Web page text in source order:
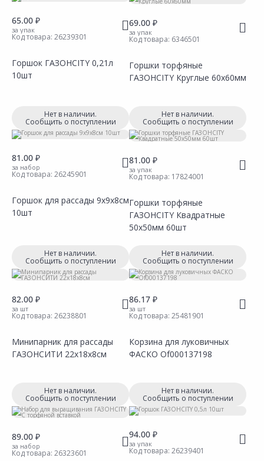
65.00 ₽
за упак
Код товара: 26239301
Горшок ГАЗОНCITY 0,21л
10шт
Нет в наличии.
Сообщить о поступлении
69.00 ₽
за упак
Код товара: 6346501
Горшки торфяные
ГАЗОНCITY Круглые 60х60мм
Нет в наличии.
Сообщить о поступлении
81.00 ₽
за набор
Код товара: 26245901
Горшок для рассады 9х9х8см
10шт
Нет в наличии.
Сообщить о поступлении
81.00 ₽
за упак
Код товара: 17824001
Горшки торфяные
ГАЗОНCITY Квадратные
50х50мм 60шт
Нет в наличии.
Сообщить о поступлении
82.00 ₽
за шт
Код товара: 26238801
Минипарник для рассады
ГАЗОНСИТИ 22х18х8см
Нет в наличии.
Сообщить о поступлении
86.17 ₽
за шт
Код товара: 25481901
Корзина для луковичных
ФАСКО Of000137198
Нет в наличии.
Сообщить о поступлении
89.00 ₽
за набор
Код товара: 26323601
94.00 ₽
за упак
Код товара: 26239401